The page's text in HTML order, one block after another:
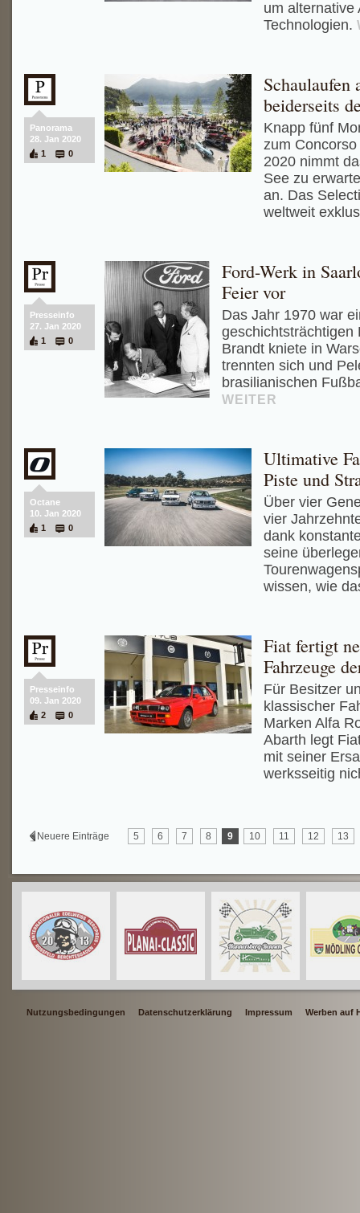
um alternative
Technologien.
Panorama
28. Jan 2020
1
0
Schaulaufen
beiderseits
Knapp fünf
zum Concorso
2020 nimmt
See zu
an. Das
weltweit
Presseinfo
27. Jan 2020
1
0
Ford-Werk in
Feier vor
Das Jahr 1970 war
geschichtsträchtigen
Brandt kniete in
trennten sich und
brasilianischen
WEITER
Octane
10. Jan 2020
1
0
Ultimative
Piste und
Über vier
vier
dank
seine
wissen, wie
Presseinfo
09. Jan 2020
2
0
Fiat fertigt
Fahrzeuge
Für Besitzer
klassischer
Marken Alfa
Abarth legt
mit seiner
werksseitig
Neuere Einträge 5 6 7 8 9 10 11 12 13
Nutzungsbedingungen Datenschutzerklärung Impressum Werben auf